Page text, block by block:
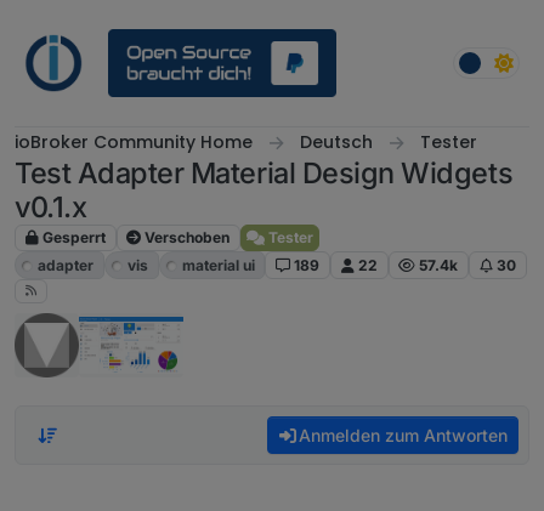
ioBroker Community Home Deutsch Tester
Test Adapter Material Design Widgets
v0.1.x
Gesperrt Verschoben
Tester
adapter
vis material ui 189 22 57.4k 30
Anmelden zum Antworten